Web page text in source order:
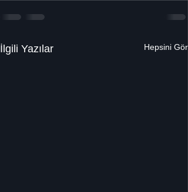
İlgili Yazılar Hepsini Gör